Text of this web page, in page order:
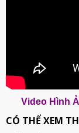
Video Hình
CÓ THỂ XEM